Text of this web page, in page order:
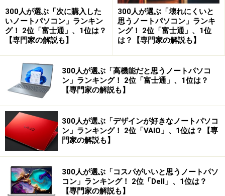
で楽しめる家族向けパソコンとしてもピッタリの一台で
しょう。
※記事内容は執筆時点のものです。最新の内容をご確認くださ
い。
1/ 2 次のページへ
300人が選ぶ「次に購入した
いノートパソコン」ランキン
グ！ 2位「富士通」、1位は？
【専門家の解説も】
300人が選ぶ「壊れにくいと
思うノートパソコン」ランキ
ング！ 2位「富士通」、1位
は？【専門家の解説も】
300人が選ぶ「高機能だと思うノートパソコ
ン」ランキング！ 2位「富士通」、1位は？
【専門家の解説も】
300人が選ぶ「デザインが好きなノートパソコ
ン」ランキング！ 2位「VAIO」、1位は？【専
門家の解説も】
300人が選ぶ「コスパがいいと思うノートパソ
コン」ランキング！ 2位「Dell」、1位は？
【専門家の解説も】